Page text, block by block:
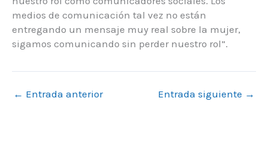
medios de comunicación tal vez no están
entregando un mensaje muy real sobre la mujer,
sigamos comunicando sin perder nuestro rol”.
← Entrada anterior Entrada siguiente →